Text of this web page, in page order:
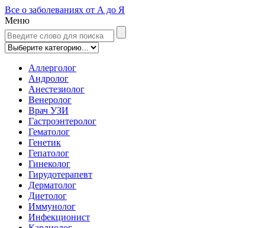
Все о заболеваниях от А до Я
Меню
Аллерголог
Андролог
Анестезиолог
Венеролог
Врач УЗИ
Гастроэнтеролог
Гематолог
Генетик
Гепатолог
Гинеколог
Гирудотерапевт
Дерматолог
Диетолог
Иммунолог
Инфекционист